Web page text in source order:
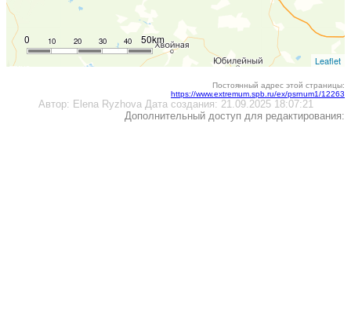
10
0 20 30 40 50km
Leaflet
Постоянный адрес этой страницы:
https://www.extremum.spb.ru/ex/psrnum1/12263
Автор: Elena RyzhovaДата создания: 21.09.2025 18:07:21
Дополнительный доступ для редактирования: